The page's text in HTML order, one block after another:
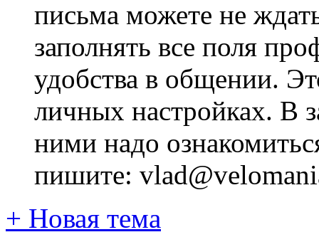
письма можете не
заполнять все поля
удобства в общении.
личных настройках. В
ними надо
пишите:
+ Новая тема